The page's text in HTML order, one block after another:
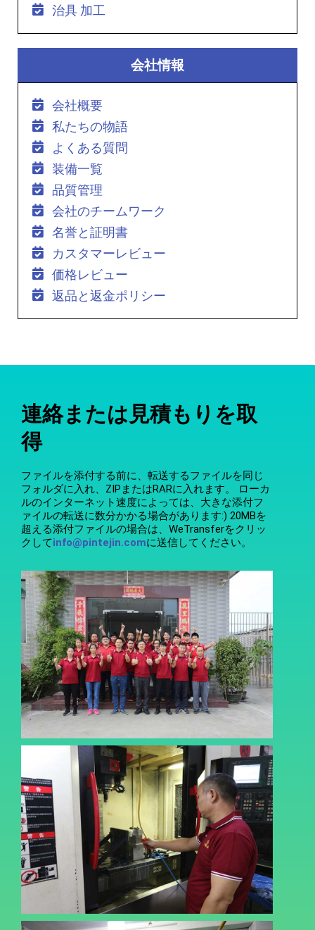
治具 加工
会社情報
会社概要
私たちの物語
よくある質問
装備一覧
品質管理
会社のチームワーク
名誉と証明書
カスタマーレビュー
価格レビュー
返品と返金ポリシー
連絡または見積もりを取
得
ファイルを添付する前に、転送するファイルを同じ
フォルダに入れ、ZIPまたはRARに入れます。 ローカ
ルのインターネット速度によっては、大きな添付フ
ァイルの転送に数分かかる場合があります:) 20MBを
超える添付ファイルの場合は、WeTransferをクリッ
クしてinfo@pintejin.comに送信してください。